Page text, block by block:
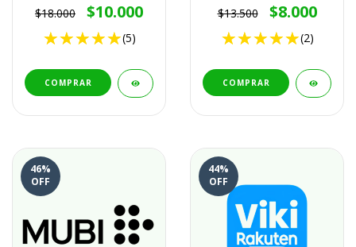
$18.000 $10.000
(5)
COMPRAR
$13.500 $8.000
(2)
COMPRAR
46%
OFF
44%
OFF